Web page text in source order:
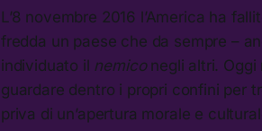
L’8 novembre 2016 l’America ha
fredda un paese che da sempre –
individuato il nemico negli altri.
guardare dentro i propri confini per
priva di un’apertura morale e